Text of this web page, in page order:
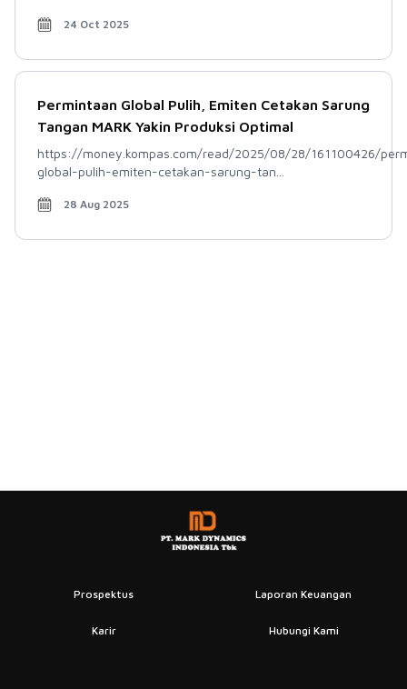
24 Oct 2025
Permintaan Global Pulih, Emiten Cetakan Sarung
Tangan MARK Yakin Produksi Optimal
https://money.kompas.com/read/2025/08/28/161100426/
global-pulih-emiten-cetakan-sarung-tan...
28 Aug 2025
Prospektus Laporan Keuangan
Karir Hubungi Kami